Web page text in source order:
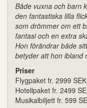
Både vuxna och barn
den fantastiska lilla
som drömmer om ett
fantasi och en extra
Hon förändrar både
betyder att hon ibland
Priser
Flygpaket fr. 2999 SEK
Hotellpaket fr. 2499
Musikalbiljett fr. 599